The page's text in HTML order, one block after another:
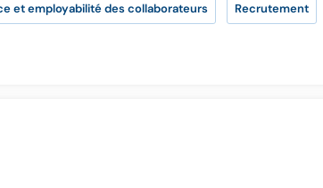
et employabilité des collaborateurs Recrutement